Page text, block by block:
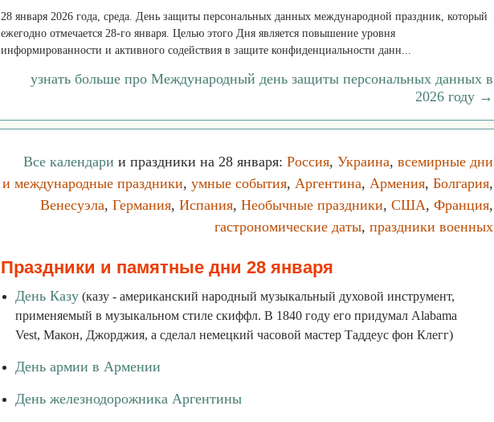
28 января 2026 года, среда. День защиты персональных данных международной праздник, который
ежегодно отмечается 28-го января. Целью этого Дня является повышение уровня
информированности и активного содействия в защите конфиденциальности данн...
узнать больше про Международный день защиты персональных данных в
2026 году →
Все календари и праздники на 28 января: Россия, Украина, всемирные дни
и международные праздники, умные события, Аргентина, Армения, Болгария,
Венесуэла, Германия, Испания, Необычные праздники, США, Франция,
гастрономические даты, праздники военных
Праздники и памятные дни 28 января
День Казу (казу - американский народный музыкальный духовой инструмент,
применяемый в музыкальном стиле скиффл. В 1840 году его придумал Alabama
Vest, Макон, Джорджия, а сделал немецкий часовой мастер Таддеус фон Клегг)
День армии в Армении
День железнодорожника Аргентины